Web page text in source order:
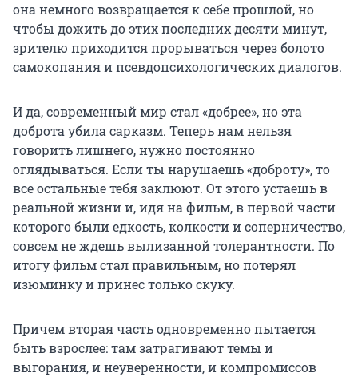
она немного возвращается к себе прошлой, но
чтобы дожить до этих последних десяти минут,
зрителю приходится прорываться через болото
самокопания и псевдопсихологических диалогов.
И да, современный мир стал «добрее», но эта
доброта убила сарказм. Теперь нам нельзя
говорить лишнего, нужно постоянно
оглядываться. Если ты нарушаешь «доброту», то
все остальные тебя заклюют. От этого устаешь в
реальной жизни и, идя на фильм, в первой части
которого были едкость, колкости и соперничество,
совсем не ждешь вылизанной толерантности. По
итогу фильм стал правильным, но потерял
изюминку и принес только скуку.
Причем вторая часть одновременно пытается
быть взрослее: там затрагивают темы и
выгорания, и неуверенности, и компромиссов